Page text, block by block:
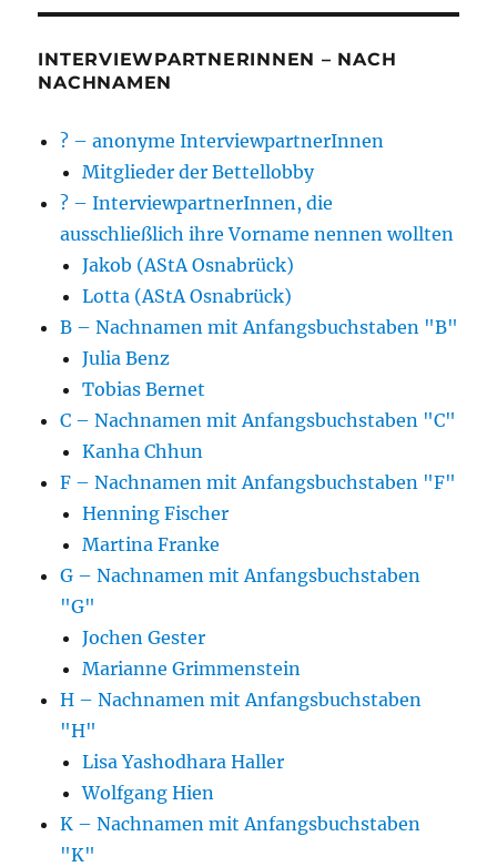
INTERVIEWPARTNERINNEN – NACH
NACHNAMEN
? – anonyme InterviewpartnerInnen
Mitglieder der Bettellobby
? – InterviewpartnerInnen, die
ausschließlich ihre Vorname nennen wollten
Jakob (AStA Osnabrück)
Lotta (AStA Osnabrück)
B – Nachnamen mit Anfangsbuchstaben "B"
Julia Benz
Tobias Bernet
C – Nachnamen mit Anfangsbuchstaben "C"
Kanha Chhun
F – Nachnamen mit Anfangsbuchstaben "F"
Henning Fischer
Martina Franke
G – Nachnamen mit Anfangsbuchstaben
"G"
Jochen Gester
Marianne Grimmenstein
H – Nachnamen mit Anfangsbuchstaben
"H"
Lisa Yashodhara Haller
Wolfgang Hien
K – Nachnamen mit Anfangsbuchstaben
"K"